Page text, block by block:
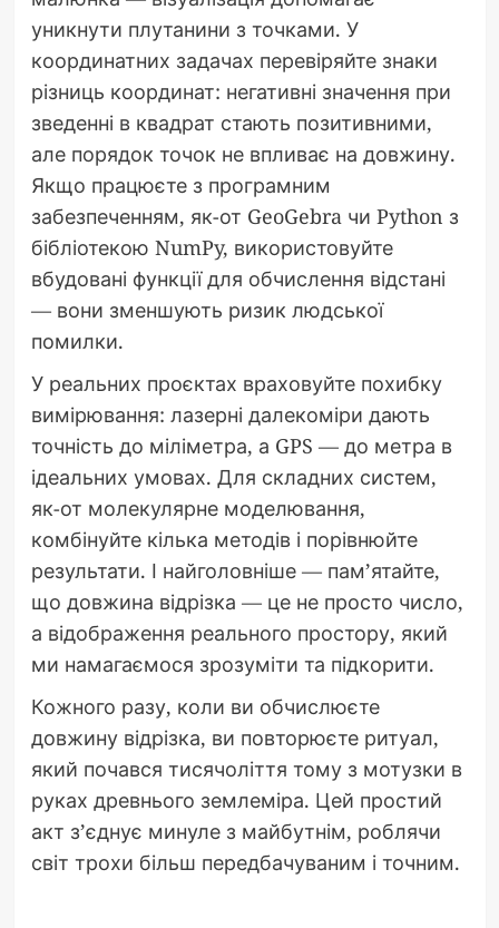
уникнути плутанини з точками. У
координатних задачах перевіряйте знаки
різниць координат: негативні значення при
зведенні в квадрат стають позитивними,
але порядок точок не впливає на довжину.
Якщо працюєте з програмним
забезпеченням, як-от GeoGebra чи Python з
бібліотекою NumPy, використовуйте
вбудовані функції для обчислення відстані
— вони зменшують ризик людської
помилки.
У реальних проєктах враховуйте похибку
вимірювання: лазерні далекоміри дають
точність до міліметра, а GPS — до метра в
ідеальних умовах. Для складних систем,
як-от молекулярне моделювання,
комбінуйте кілька методів і порівнюйте
результати. І найголовніше — пам’ятайте,
що довжина відрізка — це не просто число,
а відображення реального простору, який
ми намагаємося зрозуміти та підкорити.
Кожного разу, коли ви обчислюєте
довжину відрізка, ви повторюєте ритуал,
який почався тисячоліття тому з мотузки в
руках древнього землеміра. Цей простий
акт з’єднує минуле з майбутнім, роблячи
світ трохи більш передбачуваним і точним.